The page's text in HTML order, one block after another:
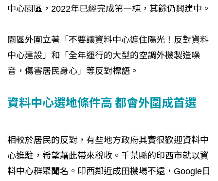
中心園區，2022年已經完成第一棟，其餘仍興建中。
園區外圍立著「不要讓資料中心遮住陽光！反對資料
中心建設」和「全年運行的大型的空調外機製造噪
音，傷害居民身心」等反對標語。
資料中心選地條件高 都會外圍成首選
相較於居民的反對，有些地方政府其實很歡迎資料中
心進駐，希望藉此帶來稅收。千葉縣的印西市就以資
料中心群聚聞名。印西鄰近成田機場不遠，Google日